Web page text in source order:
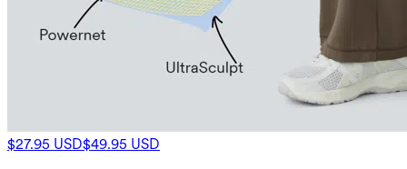
$27.95 USD$49.95 USD